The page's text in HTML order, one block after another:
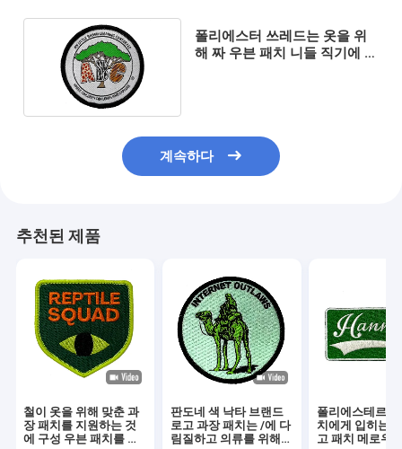
폴리에스터 쓰레드는 옷을 위
해 짜 우븐 패치 니들 직기에 다
계속하다
추천된 제품
철이 옷을 위해 맞춘 과
장 패치를 지원하는 것
에 구성 우븐 패치를 능
판도네 색 낙타 브랜드
로고 과장 패치는 /에 다
림질하고 의류를 위해
폴리에스테르는
치에게 입히는
고 패치 메로우